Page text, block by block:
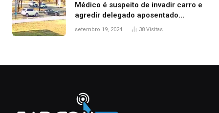
Médico é suspeito de invadir carro e
agredir delegado aposentado
durante confusão no trânsito
setembro 19, 2024 38 Visitas